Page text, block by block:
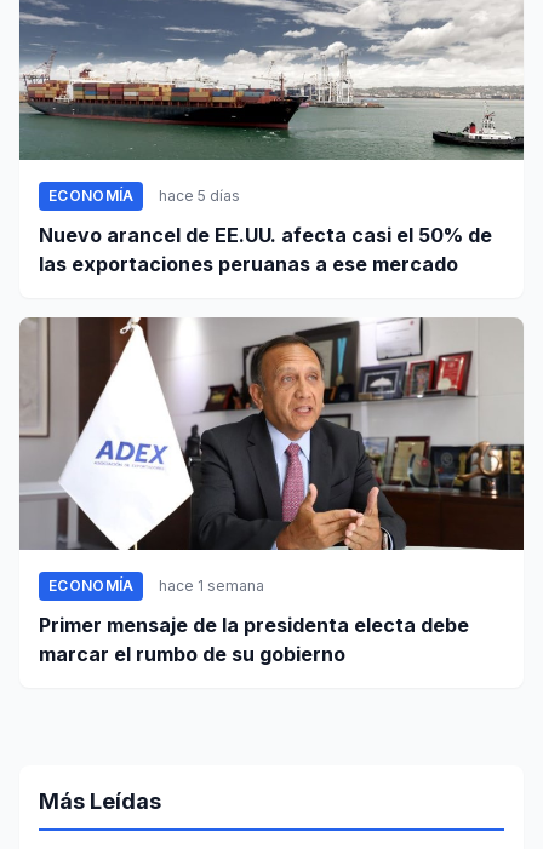
ECONOMÍA hace 5 días
Nuevo arancel de EE.UU. afecta casi el 50% de
las exportaciones peruanas a ese mercado
ECONOMÍA hace 1 semana
Primer mensaje de la presidenta electa debe
marcar el rumbo de su gobierno
Más Leídas